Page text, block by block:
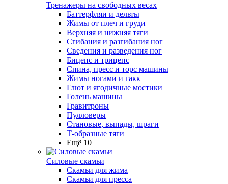
Тренажеры на свободных весах
Баттерфляи и дельты
Жимы от плеч и груди
Верхняя и нижняя тяги
Сгибания и разгибания ног
Сведения и разведения ног
Бицепс и трицепс
Спина, пресс и торс машины
Жимы ногами и гакк
Глют и ягодичные мостики
Голень машины
Гравитроны
Пулловеры
Становые, выпады, шраги
Т-образные тяги
Ещё 10
Силовые скамьи
Скамьи для жима
Скамьи для пресса